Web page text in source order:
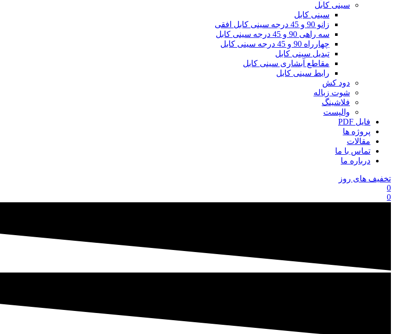
سینی کابل
سینی کابل
زانو 90 و 45 درجه سینی کابل افقی
سه راهی 90 و 45 درجه سینی کابل
چهارراه 90 و 45 درجه سینی کابل
تبدیل سینی کابل
مقاطع آبشاری سینی کابل
رابط سینی کابل
دود کش
شوت زباله
فلاشینگ
والپست
فایل PDF
پروژه ها
مقالات
تماس با ما
درباره ما
تخفیف های روز
0
0